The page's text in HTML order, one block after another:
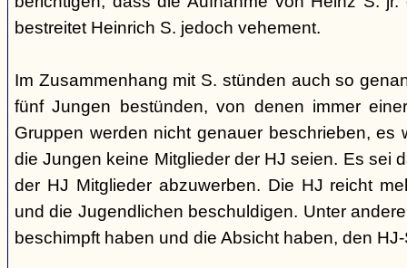
bestreitet Heinrich S. jedoch vehement.
Im Zusammenhang mit S. stünden auch so
fünf Jungen bestünden, von denen immer
Gruppen werden nicht genauer beschrieben, es
die Jungen keine Mitglieder der HJ seien. Es sei
der HJ Mitglieder abzuwerben. Die HJ reicht
und die Jugendlichen beschuldigen. Unter
beschimpft haben und die Absicht haben, den